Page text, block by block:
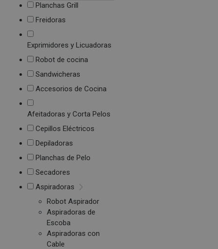
Planchas Grill
Freidoras
Exprimidores y Licuadoras
Robot de cocina
Sandwicheras
Accesorios de Cocina
Afeitadoras y Corta Pelos
Cepillos Eléctricos
Depiladoras
Planchas de Pelo
Secadores
Aspiradoras
Robot Aspirador
Aspiradoras de
Escoba
Aspiradoras con
Cable